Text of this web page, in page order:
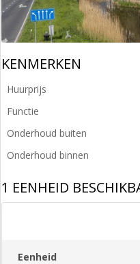
KENMERKEN
Huurprijs
Functie
Onderhoud buiten
Onderhoud binnen
1 EENHEID
Eenheid